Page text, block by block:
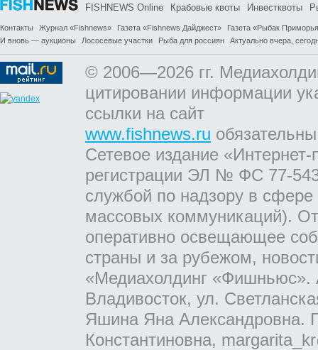
FISHNEWS Online Крабовые квоты Инвестквоты
Контакты Журнал «Fishnews» Газета «Fishnews Дайджест»
Газета «Рыбак
И вновь — аукционы
Лососевые участки Рыба для россиян Актуально вчера,
© 2006—2026 гг.
цитировании информации
ссылки на сайт
www.fishnews.ru
Сетевое издание
регистрации ЭЛ № ФС 77-
службой по надзору в
массовых коммуникаций).
оперативно освещающее
страны и за рубежом,
«Медиахолдинг «Фишньюс».
Владивосток, ул.
Яшина Яна Александровна.
Константиновна,